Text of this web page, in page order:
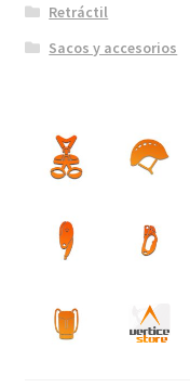
Retráctil
Sacos y accesorios